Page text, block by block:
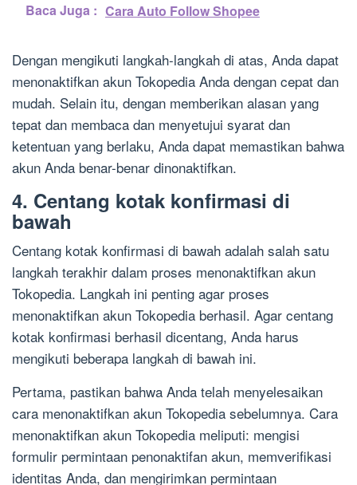
Baca Juga : Cara Auto Follow Shopee
Dengan mengikuti langkah-langkah di atas, Anda dapat
menonaktifkan akun Tokopedia Anda dengan cepat dan
mudah. Selain itu, dengan memberikan alasan yang
tepat dan membaca dan menyetujui syarat dan
ketentuan yang berlaku, Anda dapat memastikan bahwa
akun Anda benar-benar dinonaktifkan.
4. Centang kotak konfirmasi di
bawah
Centang kotak konfirmasi di bawah adalah salah satu
langkah terakhir dalam proses menonaktifkan akun
Tokopedia. Langkah ini penting agar proses
menonaktifkan akun Tokopedia berhasil. Agar centang
kotak konfirmasi berhasil dicentang, Anda harus
mengikuti beberapa langkah di bawah ini.
Pertama, pastikan bahwa Anda telah menyelesaikan
cara menonaktifkan akun Tokopedia sebelumnya. Cara
menonaktifkan akun Tokopedia meliputi: mengisi
formulir permintaan penonaktifan akun, memverifikasi
identitas Anda, dan mengirimkan permintaan